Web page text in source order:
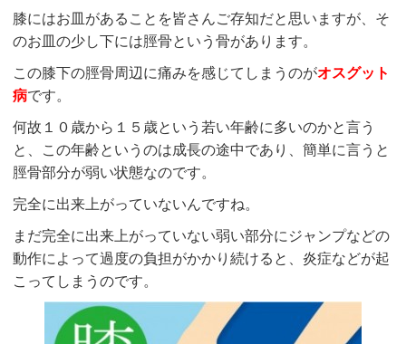
膝にはお皿があることを皆さんご存知だと思いますが、そ
のお皿の少し下には脛骨という骨があります。
この膝下の脛骨周辺に痛みを感じてしまうのがオスグット
病です。
何故１０歳から１５歳という若い年齢に多いのかと言う
と、この年齢というのは成長の途中であり、簡単に言うと
脛骨部分が弱い状態なのです。
完全に出来上がっていないんですね。
まだ完全に出来上がっていない弱い部分にジャンプなどの
動作によって過度の負担がかかり続けると、炎症などが起
こってしまうのです。